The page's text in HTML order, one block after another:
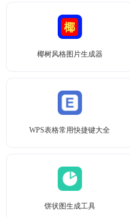
椰树风格图片生成器
WPS表格常用快捷键大全
饼状图生成工具